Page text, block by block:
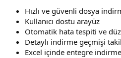
Hızlı ve güvenli dosya
Kullanıcı dostu arayüz
Otomatik hata tespiti ve
Detaylı indirme geçmişi
Excel içinde entegre